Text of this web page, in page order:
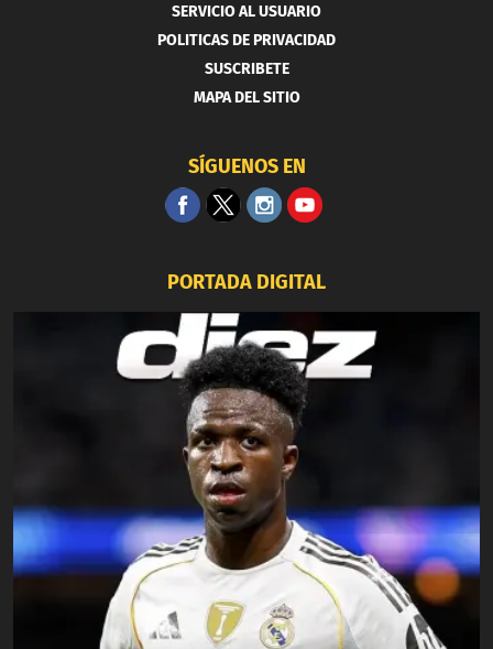
SERVICIO AL USUARIO
POLITICAS DE PRIVACIDAD
SUSCRIBETE
MAPA DEL SITIO
SÍGUENOS EN
PORTADA DIGITAL